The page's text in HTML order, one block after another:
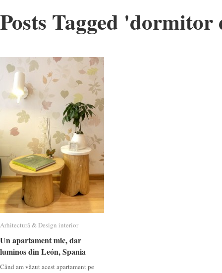
Posts Tagged 'dormitor
Arhitectură & Design interior
Un apartament mic, dar
luminos din León, Spania
Când am văzut acest apartament pe
Arhitectură & Design interior
Un apartament mic, dar
luminos din León, Spania